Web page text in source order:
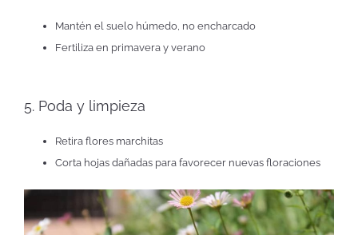
Mantén el suelo húmedo, no encharcado
Fertiliza en primavera y verano
5. Poda y limpieza
Retira flores marchitas
Corta hojas dañadas para favorecer nuevas floraciones